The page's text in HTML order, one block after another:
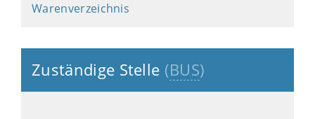
Warenverzeichnis
Zuständige Stelle (BUS)